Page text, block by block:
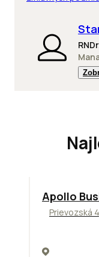
TOP
Apollo
Prievozská